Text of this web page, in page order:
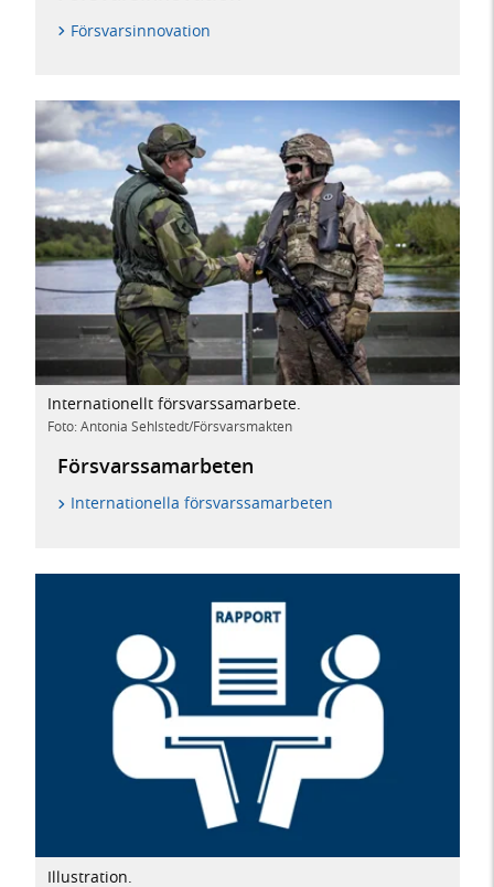
Försvarsinnovation
Internationellt försvarssamarbete.
Foto: Antonia Sehlstedt/Försvarsmakten
Försvarssamarbeten
Internationella försvarssamarbeten
Illustration.